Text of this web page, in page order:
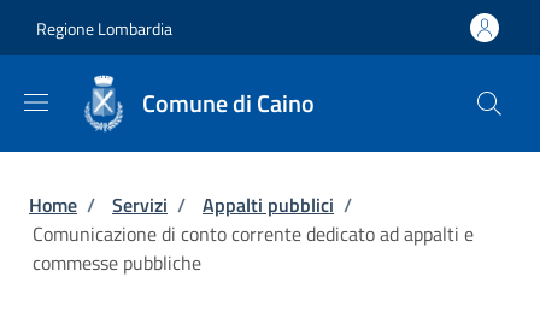
Regione Lombardia
Comune di Caino
Briciole di pane
Home / Servizi / Appalti pubblici /
Comunicazione di conto corrente dedicato ad appalti e
commesse pubbliche